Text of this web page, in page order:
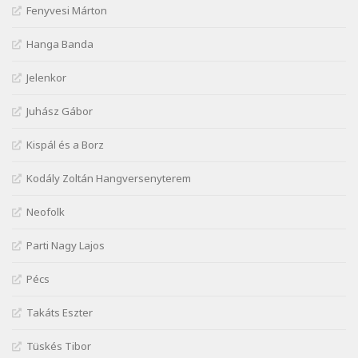
Szélkiáltó
József Attila: Hajad az ujjamé
József Attila: Jaj, majdnem
Szélkiáltó
Szélkiáltó
József Attila: Mióta elmentél
József Attila: Ne bántsda gyönge nőt
Szélkiáltó
Szélkiáltó
Fenyvesi Márton
Hanga Banda
Jelenkor
Juhász Gábor
Kispál és a Borz
Kodály Zoltán Hangversenyterem
Neofolk
Parti Nagy Lajos
Pécs
Takáts Eszter
Tüskés Tibor